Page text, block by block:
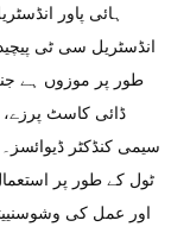
ہائی پاور
انڈسٹریل سی ٹی
طور پر موزوں ہے
ڈائی کاسٹ پرزے،
سیمی کنڈکٹر
اور عمل کی